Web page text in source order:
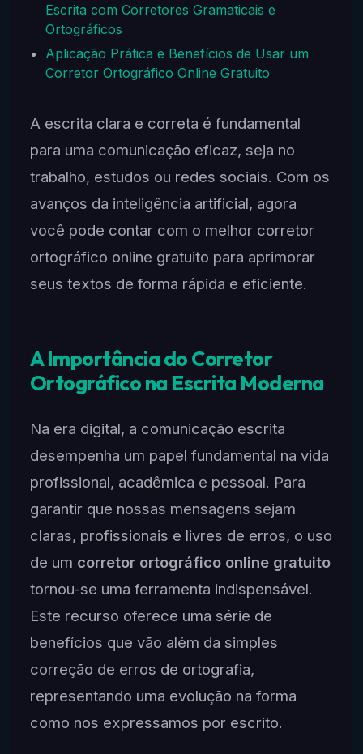
Escrita com Corretores Gramaticais e
Ortográficos
Aplicação Prática e Benefícios de Usar um
Corretor Ortográfico Online Gratuito
A escrita clara e correta é fundamental
para uma comunicação eficaz, seja no
trabalho, estudos ou redes sociais. Com os
avanços da inteligência artificial, agora
você pode contar com o melhor corretor
ortográfico online gratuito para aprimorar
seus textos de forma rápida e eficiente.
A Importância do Corretor
Ortográfico na Escrita Moderna
Na era digital, a comunicação escrita
desempenha um papel fundamental na vida
profissional, acadêmica e pessoal. Para
garantir que nossas mensagens sejam
claras, profissionais e livres de erros, o uso
de um corretor ortográfico online gratuito
tornou-se uma ferramenta indispensável.
Este recurso oferece uma série de
benefícios que vão além da simples
correção de erros de ortografia,
representando uma evolução na forma
como nos expressamos por escrito.